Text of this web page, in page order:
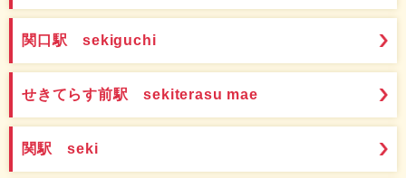
関口駅 sekiguchi
せきてらす前駅 sekiterasu mae
関駅 seki